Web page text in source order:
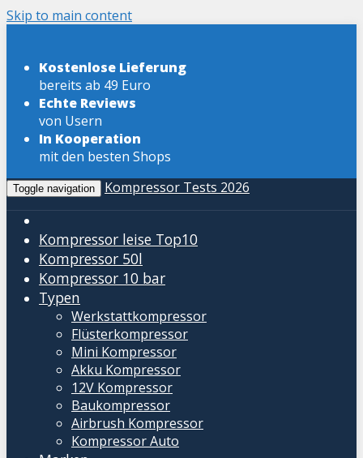
Skip to main content
Kostenlose Lieferung
bereits ab 49 Euro
Echte Reviews
von Usern
In Kooperation
mit den besten Shops
Toggle navigation Kompressor Tests 2026
Kompressor leise Top10
Kompressor 50l
Kompressor 10 bar
Typen
Werkstattkompressor
Flüsterkompressor
Mini Kompressor
Akku Kompressor
12V Kompressor
Baukompressor
Airbrush Kompressor
Kompressor Auto